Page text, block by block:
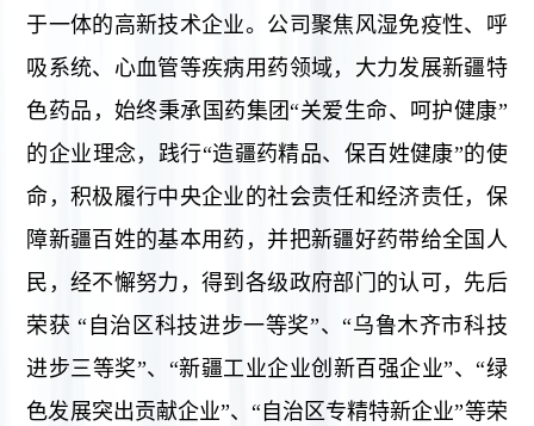
于一体的高新技术企业。公司聚焦风湿免疫性、呼
吸系统、心血管等疾病用药领域，大力发展新疆特
色药品，始终秉承国药集团“关爱生命、呵护健康”
的企业理念，践行“造疆药精品、保百姓健康”的使
命，积极履行中央企业的社会责任和经济责任，保
障新疆百姓的基本用药，并把新疆好药带给全国人
民，经不懈努力，得到各级政府部门的认可，先后
荣获 “自治区科技进步一等奖”、“乌鲁木齐市科技
进步三等奖”、“新疆工业企业创新百强企业”、“绿
色发展突出贡献企业”、“自治区专精特新企业”等荣